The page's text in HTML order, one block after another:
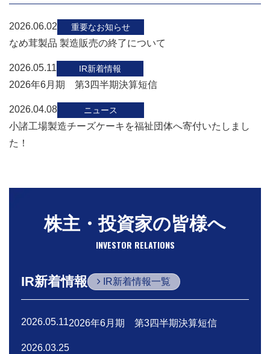
2026.06.02 重要なお知らせ
なめ茸製品 製造販売の終了について
2026.05.11 IR新着情報
2026年6月期 第3四半期決算短信
2026.04.08 ニュース
小諸工場製造チーズケーキを福祉団体へ寄付いたしまし
た！
株主・投資家の皆様へ
INVESTOR RELATIONS
IR新着情報 IR新着情報一覧
2026.05.112026年6月期 第3四半期決算短信
2026.03.25